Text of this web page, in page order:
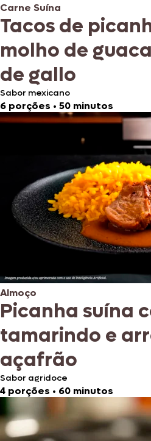
Carne Suína
Tacos de
molho de
de gallo
Sabor mexicano
6 porções • 50 minutos
Almoço
Picanha suína
tamarindo e
açafrão
Sabor agridoce
4 porções • 60 minutos